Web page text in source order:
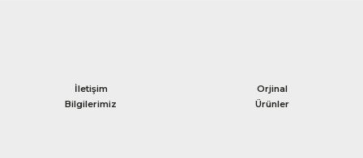
İletişim
Bilgilerimiz
Orjinal
Ürünler